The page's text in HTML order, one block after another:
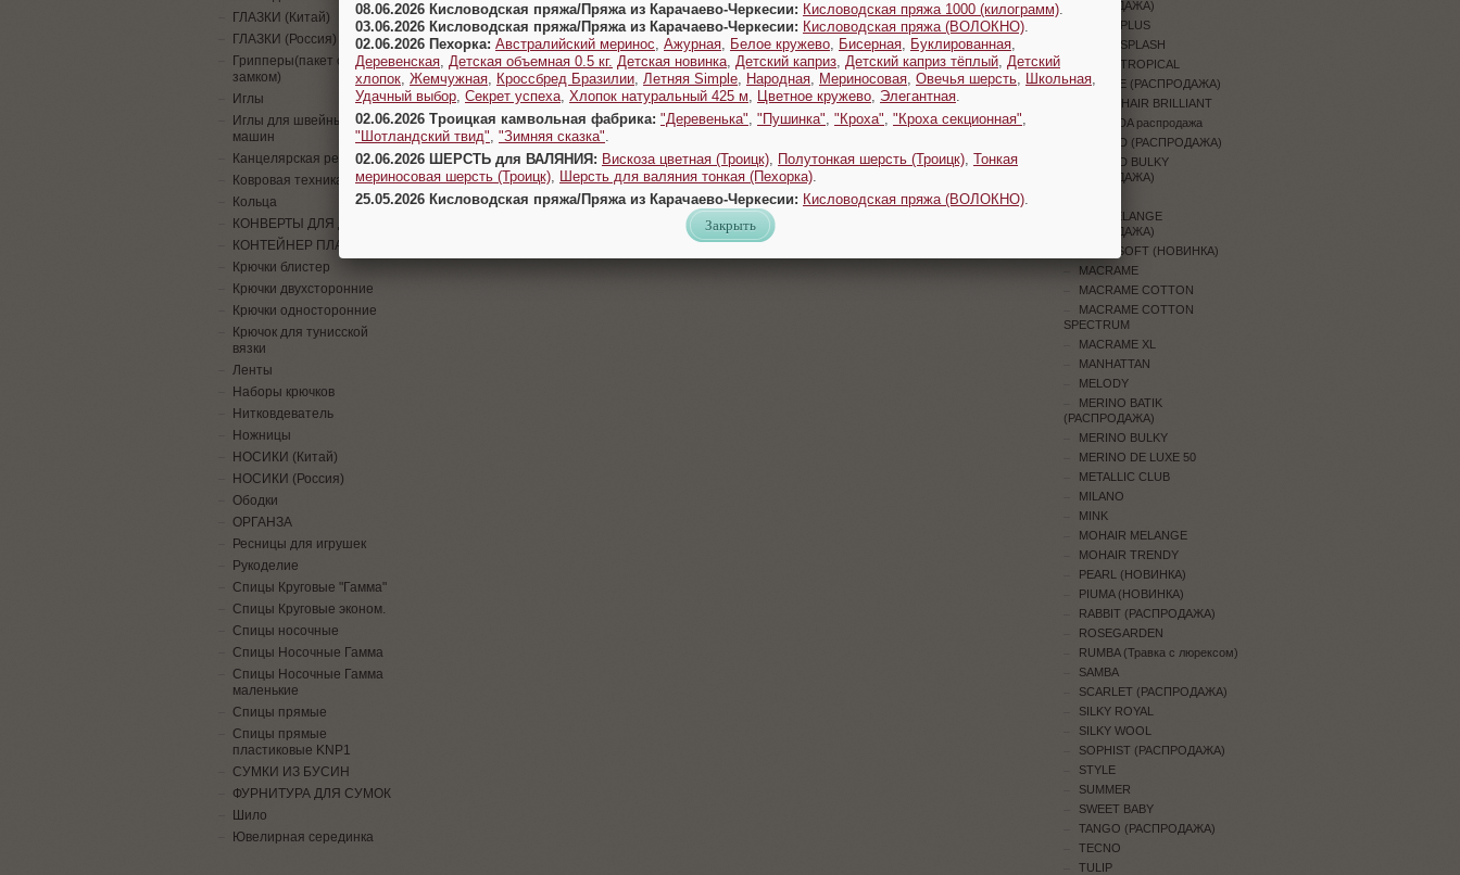
ГЛАЗКИ (Китай)
ГЛАЗКИ (Россия)
Грипперы(пакет с
замком)
Иглы
Иглы для швейных
машин
Канцелярская резинка
Ковровая техника
Кольца
КОНВЕРТЫ ДЛЯ ДЕНЕГ
КОНТЕЙНЕР ПЛАСТИК
Крючки блистер
Крючки двухсторонние
Крючки односторонние
Крючок для тунисской
вязки
Ленты
Наборы крючков
Нитковдеватель
Ножницы
НОСИКИ (Китай)
НОСИКИ (Россия)
Ободки
ОРГАНЗА
Ресницы для игрушек
Рукоделие
Спицы Круговые "Гамма"
Спицы Круговые эконом.
Спицы носочные
Спицы Носочные Гамма
Спицы Носочные Гамма
маленькие
Спицы прямые
Спицы прямые
пластиковые KNP1
СУМКИ ИЗ БУСИН
ФУРНИТУРА ДЛЯ СУМОК
Шило
Ювелирная серединка
(РАСПРОДАЖА)
JEANS PLUS
JEANS SPLASH
JEANS TROPICAL
JUNGLE (РАСПРОДАЖА)
KID MOHAIR BRILLIANT
LAMBADA распродажа
LEGEND (РАСПРОДАЖА)
LEGEND BULKY
(РАСПРОДАЖА)
LILY MELANGE
(РАСПРОДАЖА)
LINEN SOFT (НОВИНКА)
MACRAME
MACRAME COTTON
MACRAME COTTON
SPECTRUM
MACRAME XL
MANHATTAN
MELODY
MERINO BATIK
(РАСПРОДАЖА)
MERINO BULKY
MERINO DE LUXE 50
METALLIC CLUB
MILANO
MINK
MOHAIR MELANGE
MOHAIR TRENDY
PEARL (НОВИНКА)
PIUMA (НОВИНКА)
RABBIT (РАСПРОДАЖА)
ROSEGARDEN
RUMBA (Травка с люрексом)
SAMBA
SCARLET (РАСПРОДАЖА)
SILKY ROYAL
SILKY WOOL
SOPHIST (РАСПРОДАЖА)
STYLE
SUMMER
SWEET BABY
TANGO (РАСПРОДАЖА)
TECNO
TULIP
08.06.2026 Кисловодская пряжа/Пряжа из Карачаево-Черкесии: Кисловодская пряжа 1000 (килограмм)
03.06.2026 Кисловодская пряжа/Пряжа из Карачаево-Черкесии: Кисловодская пряжа (ВОЛОКНО)
02.06.2026 Пехорка: Австралийский меринос Ажурная Белое кружево Бисерная Буклированная
Деревенская Детская объемная 0.5 кг. Детская новинка Детский каприз Детский каприз тёплый Детский
хлопок Жемчужная Кроссбред Бразилии Летняя Simple Народная Мериносовая Овечья шерсть Школьная
Удачный выбор Секрет успеха Хлопок натуральный 425 м Цветное кружево Элегантная
02.06.2026 Троицкая камвольная фабрика: "Деревенька" "Пушинка" "Кроха" "Кроха секционная"
"Шотландский твид" "Зимняя сказка"
02.06.2026 ШЕРСТЬ для ВАЛЯНИЯ: Вискоза цветная (Троицк) Полутонкая шерсть (Троицк) Тонкая
мериносовая шерсть (Троицк)
Шерсть для валяния тонкая (Пехорка)
25.05.2026 Кисловодская пряжа/Пряжа из Карачаево-Черкесии: Кисловодская пряжа (ВОЛОКНО)
Закрыть